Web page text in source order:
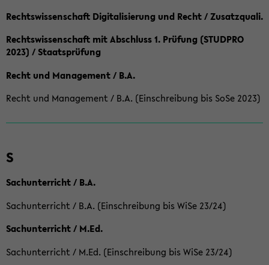
Rechtswissenschaft Digitalisierung und Recht / Zusatzquali.
Rechtswissenschaft mit Abschluss 1. Prüfung (STUDPRO
2023) / Staatsprüfung
Recht und Management / B.A.
Recht und Management / B.A. (Einschreibung bis SoSe 2023)
S
Sachunterricht / B.A.
Sachunterricht / B.A. (Einschreibung bis WiSe 23/24)
Sachunterricht / M.Ed.
Sachunterricht / M.Ed. (Einschreibung bis WiSe 23/24)